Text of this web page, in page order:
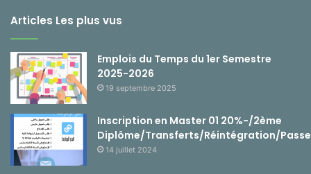
Articles Les plus vus
Emplois du Temps du 1er Semestre
2025-2026
19 septembre 2025
Inscription en Master 01 20%-/2ème
Diplôme/Transferts/Réintégration/
14 juillet 2024